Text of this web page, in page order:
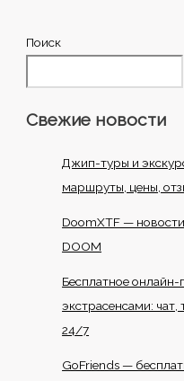
Поиск
Свежие новости
Джип-туры и
маршруты, цены,
DoomXTF —
DOOM
Бесплатное
экстрасенсами:
24/7
GoFriends —